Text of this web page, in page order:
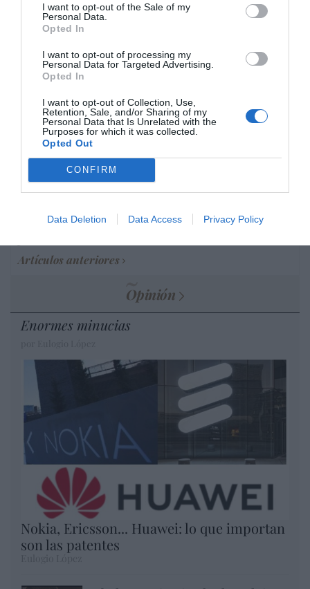
I want to opt-out of the Sale of my
Personal Data.
Opted In
I want to opt-out of processing my
Personal Data for Targeted Advertising.
Opted In
I want to opt-out of Collection, Use,
Retention, Sale, and/or Sharing of my
Personal Data that Is Unrelated with the
Purposes for which it was collected.
Opted Out
CONFIRM
Data Deletion Data Access Privacy Policy
Marcelo Gullo: “El trabajo de desmitificar la
historia, de poner la verdadera, de
desmontar la falsificación, es un trabajo
cristiano"
por Hispanidad
Artículos anteriores
DIARIO DE LA CORRUPCIÓN SANCHISTA
Diario de la corrupción sanchista. Hazte
Oír se manifiesta delante de La Mareta:
“Pedro Sánchez es un criminal”
Artículos anteriores
Opinión
Enormes minucias
Nokia, Ericsson... Huawei: lo que importan
son las patentes